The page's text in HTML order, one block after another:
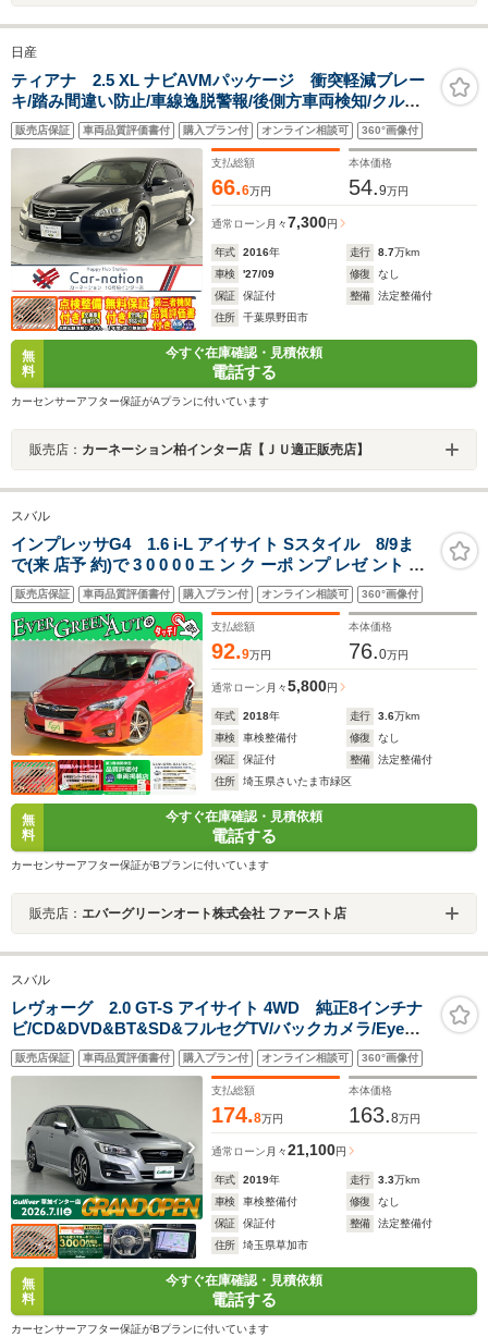
日産
ティアナ 2.5 XL ナビAVMパッケージ 衝突軽減ブレー
キ/踏み間違い防止/車線逸脱警報/後側方車両検知/クルー
ズコントロール/HIDヘッドランプ/前席パワーシート/助手
席パワーオットマン/アラウンドビュー/純正コネクトナビ/
ビルトインETC
販売店保証 車両品質評価書付 購入プラン付 オンライン相談可 360°画像付
支払総額
66.6万円
本体価格
54.9万円
通常ローン 月々7,300円
年式 2016年 走行 8.7万km
車検
'27/09 修復
なし
保証
保証付 整備
法定整備付
住所
千葉県野田市
無
料
今すぐ在庫確認・見積依頼
電話する
カーセンサーアフター保証がAプランに付いています
販売店： カーネーション柏インター店【ＪＵ適正販売店】
スバル
インプレッサG4 1.6 i-L アイサイト Sスタイル 8/9ま
で(来 店予 約)で 3 0 0 0 0 エ ン ク ーポ ンプ レゼ ント 禁
煙車 アイサイトVer3 純正SDナビ プッシュスタート サイ
ド/バックカメラ ブラインドスポットモニター パドルシフ
ト 電動パーキング
販売店保証 車両品質評価書付 購入プラン付 オンライン相談可 360°画像付
支払総額
92.9万円
本体価格
76.0万円
通常ローン 月々5,800円
年式 2018年 走行 3.6万km
車検
車検整備付 修復
なし
保証
保証付 整備
法定整備付
住所
埼玉県さいたま市緑区
無
料
今すぐ在庫確認・見積依頼
電話する
カーセンサーアフター保証がBプランに付いています
販売店： エバーグリーンオート株式会社 ファースト店
スバル
レヴォーグ 2.0 GT-S アイサイト 4WD 純正8インチナ
ビ/CD&DVD&BT&SD&フルセグTV/バックカメラ/Eye
Sight/プリクラッシュブレーキ/ツーリングアシスト/全車
速追従機能付クルーズコントロール/アクティブレーンキ
販売店保証 車両品質評価書付 購入プラン付 オンライン相談可 360°画像付
支払総額
174.8万円
本体価格
163.8万円
通常ローン 月々21,100円
年式 2019年 走行 3.3万km
車検
車検整備付 修復
なし
保証
保証付 整備
法定整備付
住所
埼玉県草加市
無
料
今すぐ在庫確認・見積依頼
電話する
カーセンサーアフター保証がBプランに付いています